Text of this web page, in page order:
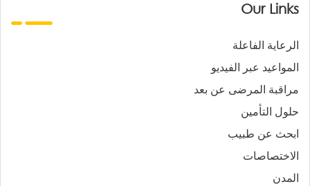
Our Links
الرعاية الفاعلة
المواعيد عبر الفيديو
مراقبة المرضى عن بعد
حلول التأمين
ابحث عن طبيب
الاختصاصات
المدن